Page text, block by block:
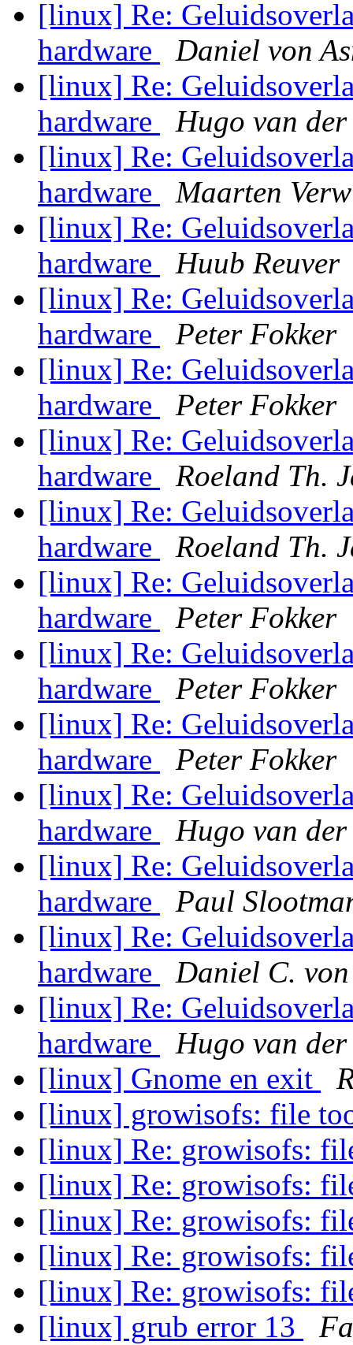
[linux] Re:
hardware
Daniel von
[linux] Re:
hardware
Hugo van
[linux] Re:
hardware
Maarten
[linux] Re:
hardware
Huub Reuver
[linux] Re:
hardware
Peter Fokker
[linux] Re:
hardware
Peter Fokker
[linux] Re:
hardware
Roeland Th.
[linux] Re:
hardware
Roeland Th.
[linux] Re:
hardware
Peter Fokker
[linux] Re:
hardware
Peter Fokker
[linux] Re:
hardware
Peter Fokker
[linux] Re:
hardware
Hugo van
[linux] Re:
hardware
Paul
[linux] Re:
hardware
Daniel C.
[linux] Re:
hardware
Hugo van
[linux] Gnome en exit
[linux] growisofs: file
[linux] Re: growisofs:
[linux] Re: growisofs:
[linux] Re: growisofs:
[linux] Re: growisofs:
[linux] Re: growisofs:
[linux] grub error 13